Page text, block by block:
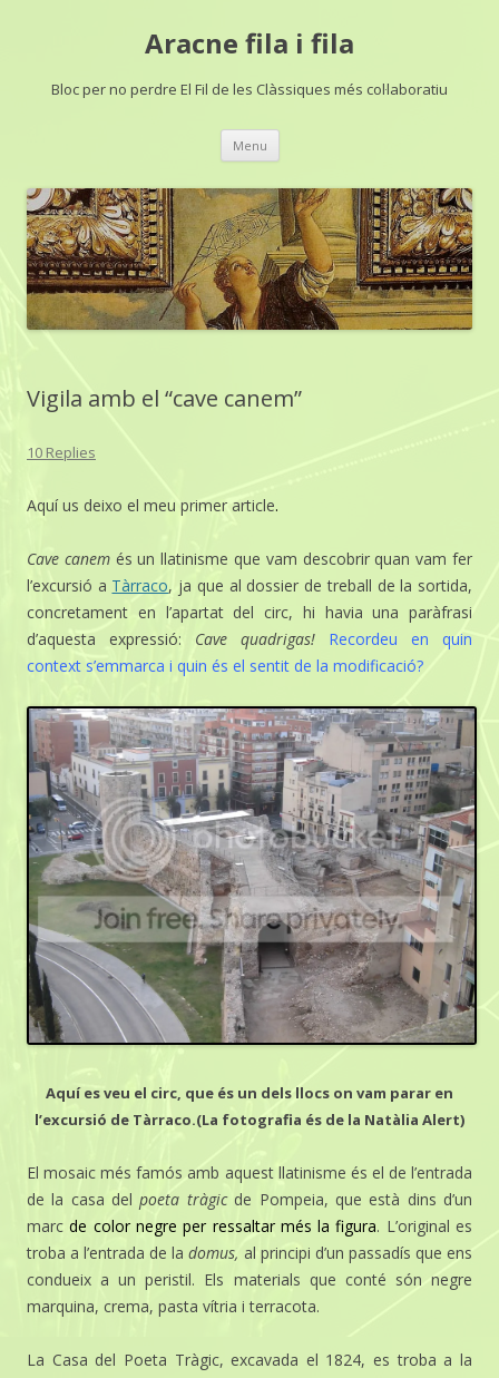
Aracne fila i fila
Bloc per no perdre El Fil de les Clàssiques més col·laboratiu
Menu Skip
Vigila amb el “cave canem”
10 Replies
Aquí us deixo el meu primer article.
Cave canem és un llatinisme que vam descobrir quan vam fer
l’excursió a Tàrraco, ja que al dossier de treball de la sortida,
concretament en l’apartat del circ, hi havia una paràfrasi
d’aquesta expressió: Cave quadrigas! Recordeu en quin
context s’emmarca i quin és el sentit de la modificació?
Aquí es veu el circ, que és un dels llocs on vam parar en
l’excursió de Tàrraco.(La fotografia és de la Natàlia Alert)
El mosaic més famós amb aquest llatinisme és el de l’entrada
de la casa delpoeta tràgic de Pompeia, que està dins d’un
marc de color negre per ressaltar més la figura. L’original es
troba a l’entrada de ladomus, al principi d’un passadís que ens
condueix a un peristil. Els materials que conté són negre
marquina, crema, pasta vítria i terracota.
La Casa del Poeta Tràgic, excavada el 1824, es troba a la